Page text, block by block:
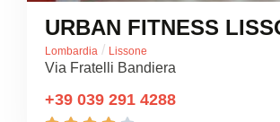
URBAN FITNESS
Lombardia / Lissone
Via Fratelli Bandiera
+39 039 291 4288